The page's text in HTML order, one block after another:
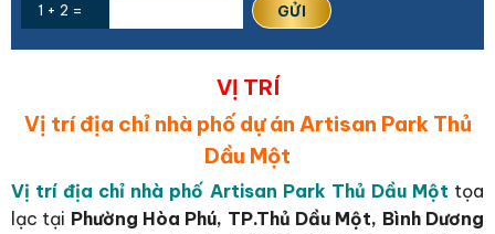
1 + 2 =
VỊ TRÍ
Vị trí địa chỉ nhà phố dự án Artisan Park Thủ
Dầu Một
Vị trí địa chỉ nhà phố Artisan Park Thủ Dầu Một tọa
lạc tại Phường Hòa Phú, TP.Thủ Dầu Một, Bình Dương